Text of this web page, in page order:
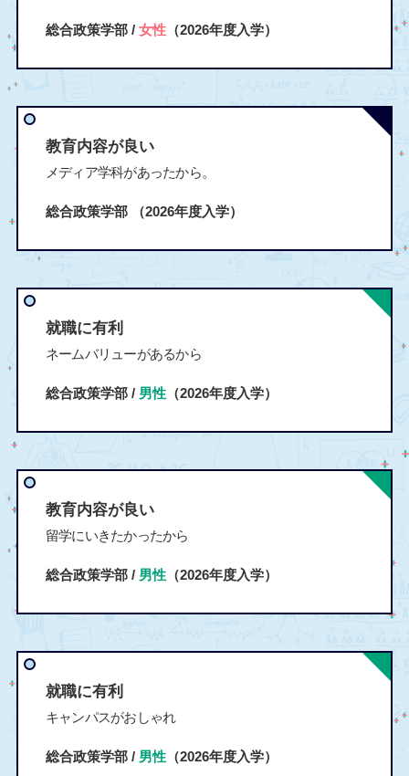
総合政策学部 / 女性（2026年度入学）
教育内容が良い
メディア学科があったから。
総合政策学部 （2026年度入学）
就職に有利
ネームバリューがあるから
総合政策学部 / 男性（2026年度入学）
教育内容が良い
留学にいきたかったから
総合政策学部 / 男性（2026年度入学）
就職に有利
キャンパスがおしゃれ
総合政策学部 / 男性（2026年度入学）